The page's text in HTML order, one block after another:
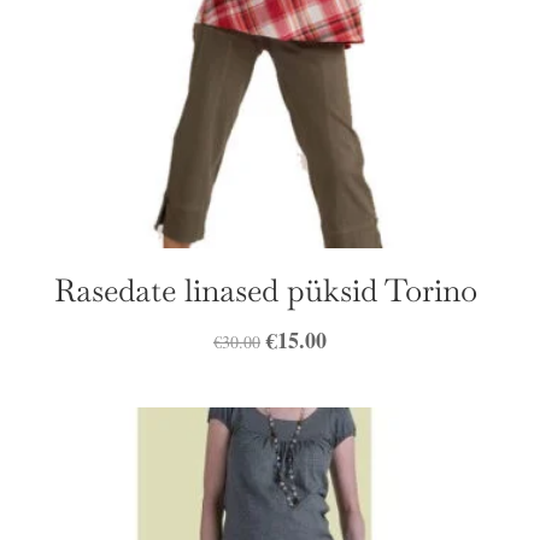
Rasedate linased püksid Torino
€30.00 Algne
oli:
€30.00.
€15.00Praegune
on:
€15.00.